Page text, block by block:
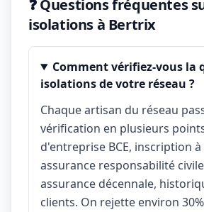
❓ Questions fréquentes
isolations à Bertrix
Comment vérifiez-vous la
isolations de votre réseau ?
Chaque artisan du réseau
vérification en plusieurs
d'entreprise BCE, inscription à
assurance responsabilité
assurance décennale,
clients. On rejette environ